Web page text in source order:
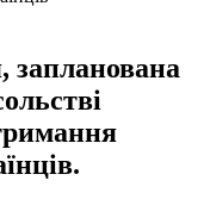
запланована